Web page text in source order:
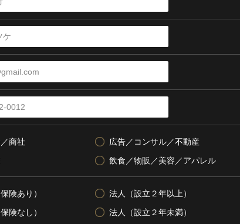
商社
広告／コンサル／不動産
飲食／物販／美容／アパレル
険あり）
法人（設立２年以上）
険なし）
法人（設立２年未満）